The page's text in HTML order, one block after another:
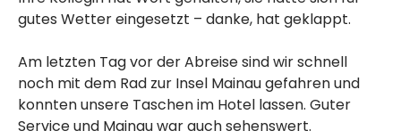
gutes Wetter eingesetzt – danke, hat geklappt.
Am letzten Tag vor der Abreise sind wir schnell
noch mit dem Rad zur Insel Mainau gefahren und
konnten unsere Taschen im Hotel lassen. Guter
Service und Mainau war auch sehenswert.